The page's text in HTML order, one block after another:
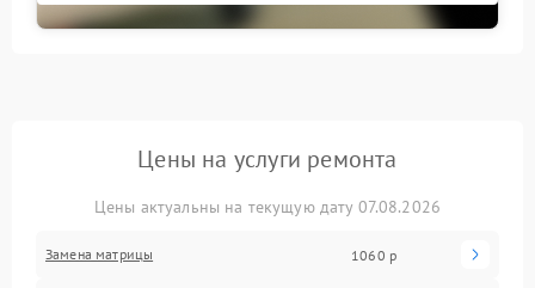
Цены на услуги ремонта
Цены актуальны на текущую дату 07.08.2026
Замена матрицы 1060 р